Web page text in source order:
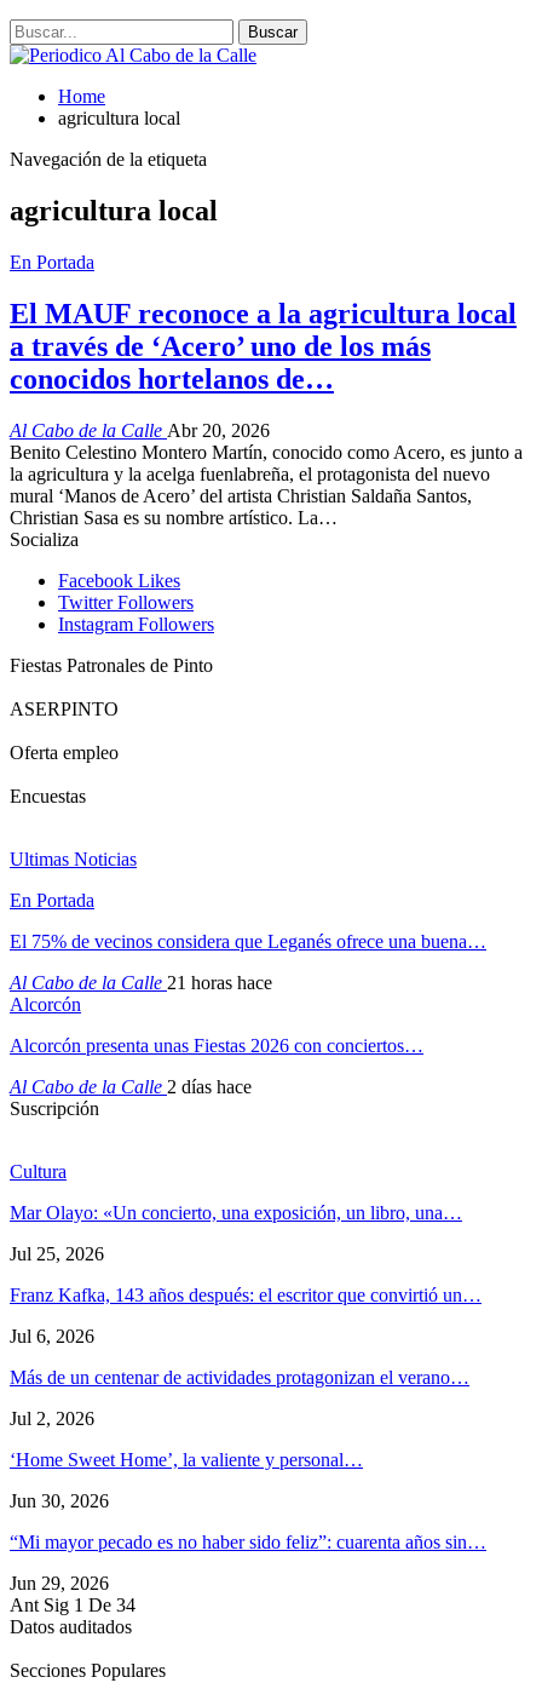
Home
agricultura local
Navegación de la etiqueta
agricultura local
En Portada
El MAUF reconoce a la agricultura local
a través de ‘Acero’ uno de los más
conocidos hortelanos de…
Al Cabo de la Calle Abr 20, 2026
Benito Celestino Montero Martín, conocido como Acero, es junto a
la agricultura y la acelga fuenlabreña, el protagonista del nuevo
mural ‘Manos de Acero’ del artista Christian Saldaña Santos,
Christian Sasa es su nombre artístico. La…
Socializa
Facebook Likes
Twitter Followers
Instagram Followers
Fiestas Patronales de Pinto
ASERPINTO
Oferta empleo
Encuestas
Ultimas Noticias
En Portada
El 75% de vecinos considera que Leganés ofrece una buena…
Al Cabo de la Calle 21 horas hace
Alcorcón
Alcorcón presenta unas Fiestas 2026 con conciertos…
Al Cabo de la Calle 2 días hace
Suscripción
Cultura
Mar Olayo: «Un concierto, una exposición, un libro, una…
Jul 25, 2026
Franz Kafka, 143 años después: el escritor que convirtió un…
Jul 6, 2026
Más de un centenar de actividades protagonizan el verano…
Jul 2, 2026
‘Home Sweet Home’, la valiente y personal…
Jun 30, 2026
“Mi mayor pecado es no haber sido feliz”: cuarenta años sin…
Jun 29, 2026
Ant Sig 1 De 34
Datos auditados
Secciones Populares